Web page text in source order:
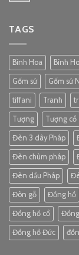
TAGS
Bình Hoa Bình
Gốm sứ Gốm sứ
tiffani Tranh
Tượng Tượng cổ
Đèn 3 dây Pháp
Đèn chùm pháp
Đèn dầu Pháp
Đôn gỗ Đồng hồ
Đồng hồ cổ
Đồng hồ Đức